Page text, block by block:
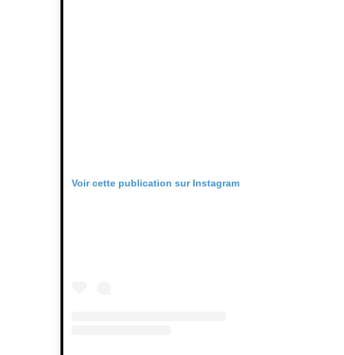
Voir cette publication sur Instagram